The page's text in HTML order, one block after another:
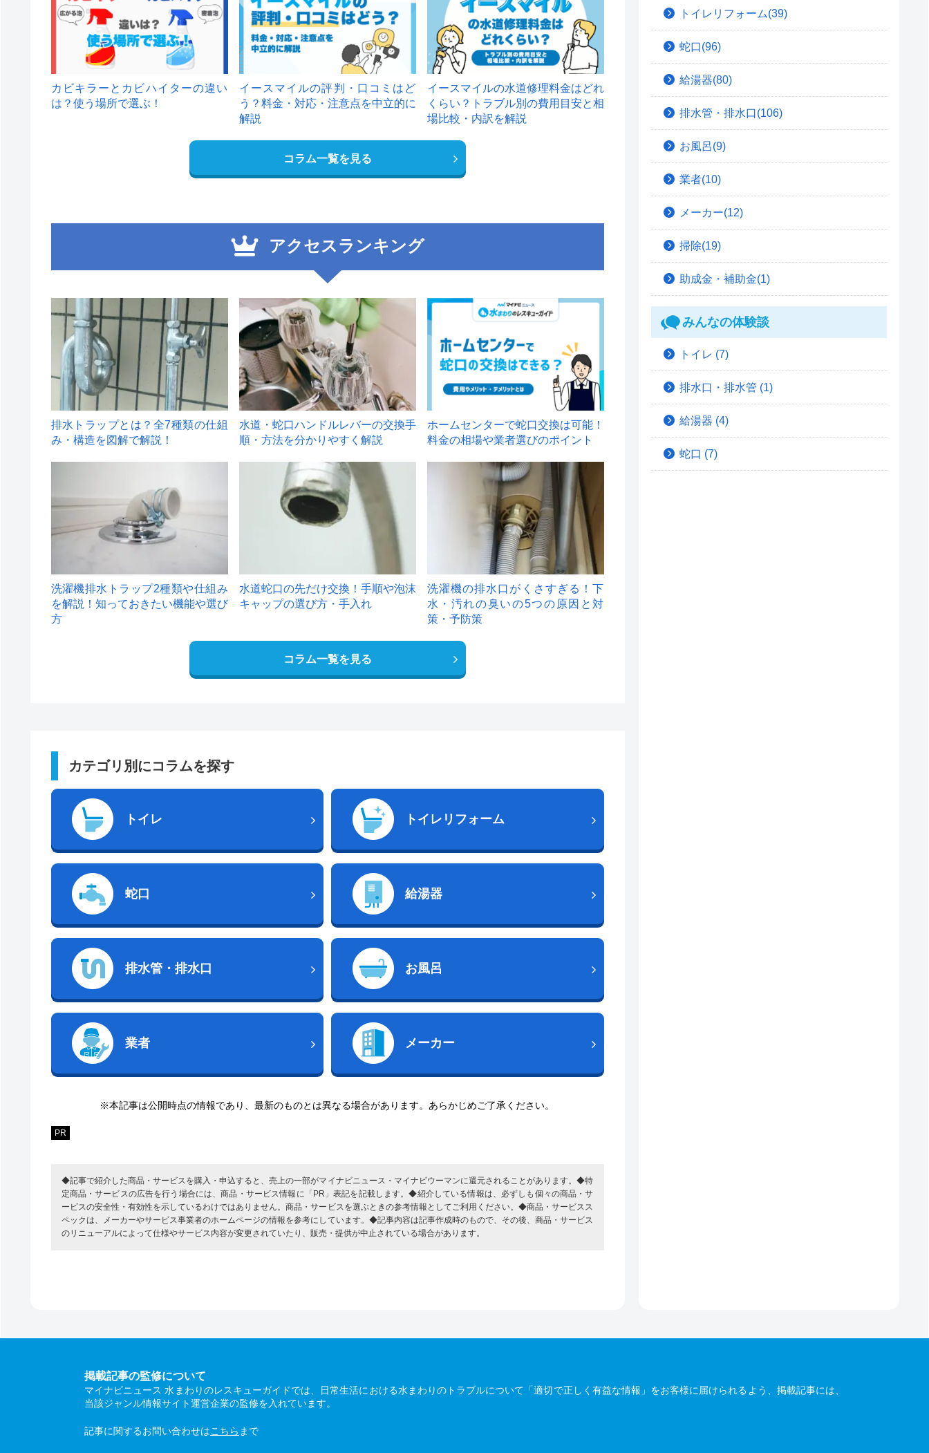
カビキラーとカビハイターの違い
は？使う場所で選ぶ！
イースマイルの評判・口コミはど
う？料金・対応・注意点を中立的に
解説
イースマイルの水道修理料金はどれ
くらい？トラブル別の費用目安と相
場比較・内訳を解説
コラム一覧を見る
アクセスランキング
1
排水トラップとは？全7種類の仕組
み・構造を図解で解説！
2
水道・蛇口ハンドルレバーの交換手
順・方法を分かりやすく解説
ホームセンターで蛇口交換は可能！
料金の相場や業者選びのポイント
洗濯機排水トラップ2種類や仕組み
を解説！知っておきたい機能や選び
方
水道蛇口の先だけ交換！手順や泡沫
キャップの選び方・手入れ
洗濯機の排水口がくさすぎる！下
水・汚れの臭いの5つの原因と対
策・予防策
コラム一覧を見る
カテゴリ別にコラムを探す
トイレ トイレリフォーム
蛇口 給湯器
排水管・排水口 お風呂
業者 メーカー
※本記事は公開時点の情報であり、最新のものとは異なる場合があります。あらかじめご了承ください。
PR
◆記事で紹介した商品・サービスを購入・申込すると、売上の一部がマイナビニュース・マイナビウーマンに還元されることがあります。◆特
定商品・サービスの広告を行う場合には、商品・サービス情報に「PR」表記を記載します。◆紹介している情報は、必ずしも個々の商品・サ
ービスの安全性・有効性を示しているわけではありません。商品・サービスを選ぶときの参考情報としてご利用ください。◆商品・サービスス
ペックは、メーカーやサービス事業者のホームページの情報を参考にしています。◆記事内容は記事作成時のもので、その後、商品・サービス
のリニューアルによって仕様やサービス内容が変更されていたり、販売・提供が中止されている場合があります。
トイレリフォーム(39)
蛇口(96)
給湯器(80)
排水管・排水口(106)
お風呂(9)
業者(10)
メーカー(12)
掃除(19)
助成金・補助金(1)
みんなの体験談
トイレ (7)
排水口・排水管 (1)
給湯器 (4)
蛇口 (7)
掲載記事の監修について
マイナビニュース 水まわりのレスキューガイドでは、日常生活における水まわりのトラブルについて「適切で正しく有益な情報」をお客様に届けられるよう、掲載記事には、
当該ジャンル情報サイト運営企業の監修を入れています。
記事に関するお問い合わせはこちら まで